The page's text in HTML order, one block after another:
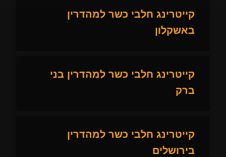
קייטרינג חלבי כשר למהדרין
באשקלון
קייטרינג חלבי כשר למהדרין בני
ברק
קייטרינג חלבי כשר למהדרין
בירושלים